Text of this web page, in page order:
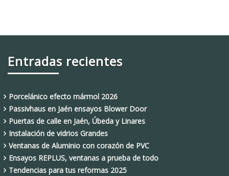
Entradas recientes
Porcelánico efecto mármol 2026
Passivhaus en Jaén ensayos Blower Door
Puertas de calle en Jaén, Úbeda y Linares
Instalación de vidrios Grandes
Ventanas de Aluminio con corazón de PVC
Ensayos REPLUS, ventanas a prueba de todo
Tendencias para tus reformas 2025